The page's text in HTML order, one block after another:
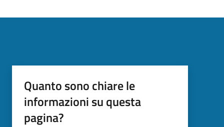
Quanto sono chiare le
informazioni su questa
pagina?